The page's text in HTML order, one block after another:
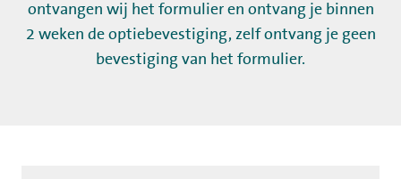
ontvangen wij het formulier en ontvang je binnen
2 weken de optiebevestiging, zelf ontvang je geen
bevestiging van het formulier.